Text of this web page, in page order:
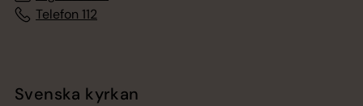
Telefon 112
Svenska kyrkan